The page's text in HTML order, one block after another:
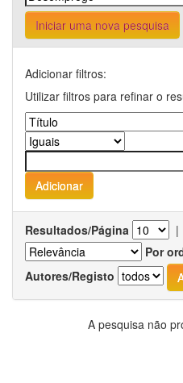
Iniciar uma nova pesquisa
Adicionar filtros:
Utilizar filtros para refinar o
Resultados/Página |
Por
Autores/Registo
A pesquisa não